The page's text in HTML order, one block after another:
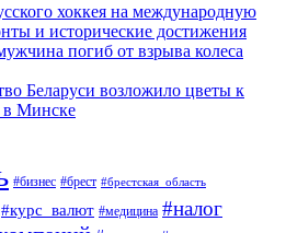
хоккея на международную
и исторические достижения
погиб от взрыва колеса
Беларуси возложило цветы к
Минске
#бизнес #брест #брестская_область
#курс_валют #медицина #налог